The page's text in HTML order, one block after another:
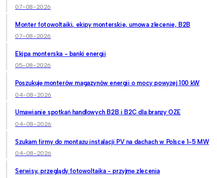
07-08-2026
Monter fotowoltaiki, ekipy monterskie, umowa zlecenie, B2B
07-08-2026
Ekipa monterska - banki energii
05-08-2026
Poszukuję monterów magazynów energii o mocy powyżej 100 kW
04-08-2026
Umawianie spotkań handlowych B2B i B2C dla branży OZE
04-08-2026
Szukam firmy do montażu instalacji PV na dachach w Polsce 1-5 MW
04-08-2026
Serwisy, przeglądy fotowoltaika - przyjmę zlecenia